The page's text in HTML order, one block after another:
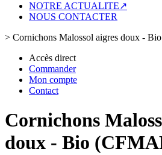
NOTRE ACTUALITE↗
NOUS CONTACTER
> Cornichons Malossol aigres doux -
Accès direct
Commander
Mon compte
Contact
Cornichons
doux - Bio